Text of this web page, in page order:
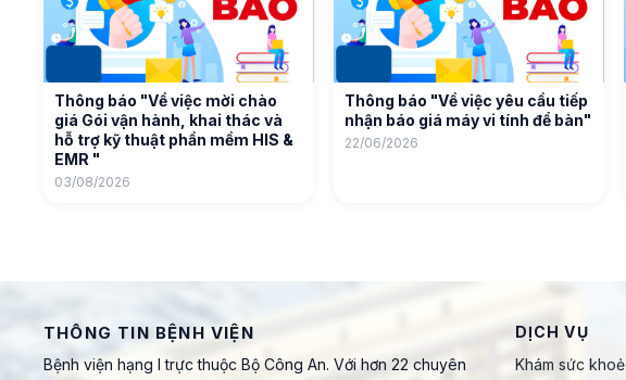
Thông báo "Về việc mời chào
giá Gói vận hành, khai thác và
hỗ trợ kỹ thuật phần mềm HIS &
EMR "
03/08/2026
Thông báo "Về việc yêu cầu tiếp
nhận báo giá máy vi tính để bàn"
22/06/2026
THÔNG TIN BỆNH VIỆN
Bệnh viện hạng I trực thuộc Bộ Công An. Với hơn 22 chuyên
DỊCH VỤ
Khám sức khoẻ